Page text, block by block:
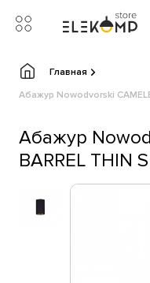
Главная
Абажур Nowodvorski
Абажур
BARREL THIN